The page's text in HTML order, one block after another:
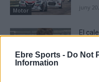
Ebre Sports - Do Not
Information
Motor juny
Motor
El
gener